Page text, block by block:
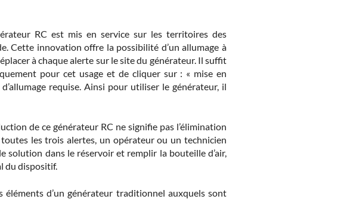
RC est mis en service sur les territoires des
Cette innovation offre la possibilité d’un allumage à
à chaque alerte sur le site du générateur. Il suffit
pour cet usage et de cliquer sur : « mise en
requise. Ainsi pour utiliser le générateur, il
de ce générateur RC ne signifie pas l’élimination
les trois alertes, un opérateur ou un technicien
dans le réservoir et remplir la bouteille d’air,
du dispositif.
d’un générateur traditionnel auxquels sont